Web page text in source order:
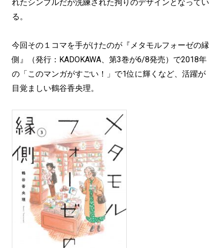
れたシンプルだが洗練された拘りのデザインとなってい
る。
今回その１コマを手がけたのが『メタモルフォーゼの縁
側』（発行：KADOKAWA、第3巻が6/8発売）で2018年
の「このマンガがすごい！」で1位に輝くなど、活躍が
目覚ましい鶴谷香央理。